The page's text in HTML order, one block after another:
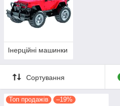
Інерційні машинки
Сортування
Топ продажів –19%